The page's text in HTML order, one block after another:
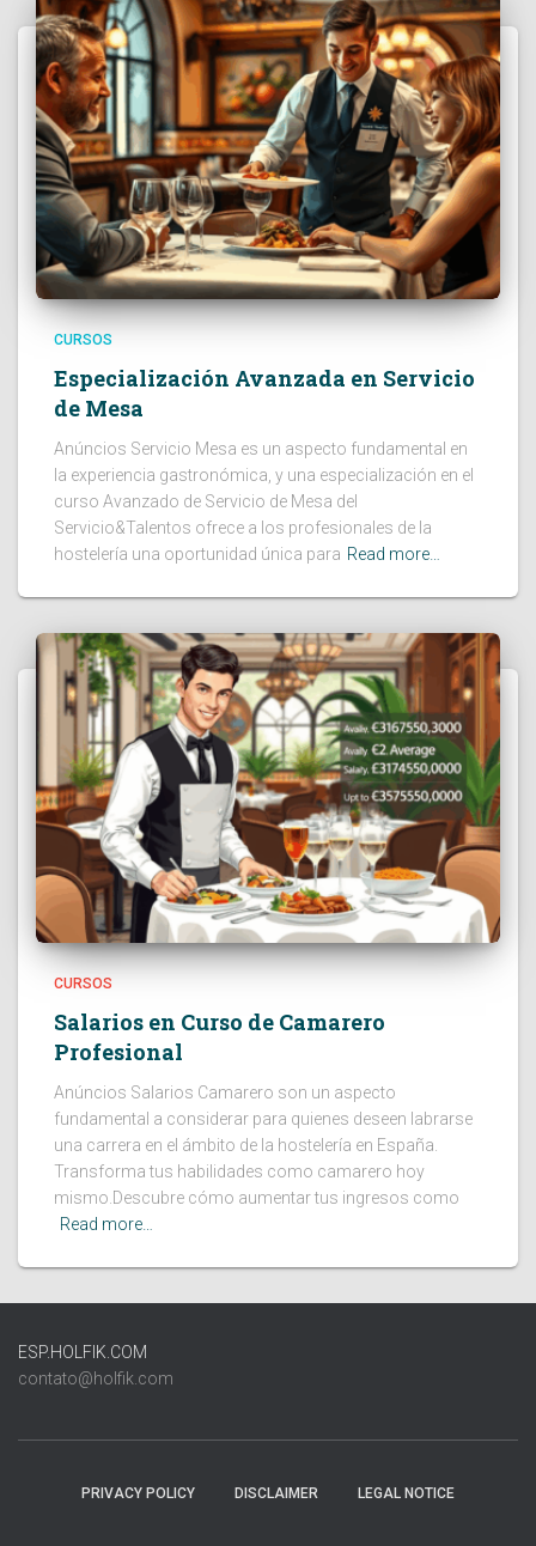
CURSOS
Especialización Avanzada en Servicio
de Mesa
Anúncios Servicio Mesa es un aspecto fundamental en
la experiencia gastronómica, y una especialización en el
curso Avanzado de Servicio de Mesa del
Servicio&Talentos ofrece a los profesionales de la
hostelería una oportunidad única para Read more…
CURSOS
Salarios en Curso de Camarero
Profesional
Anúncios Salarios Camarero son un aspecto
fundamental a considerar para quienes deseen labrarse
una carrera en el ámbito de la hostelería en España.
Transforma tus habilidades como camarero hoy
mismo.Descubre cómo aumentar tus ingresos como
Read more…
ESP.HOLFIK.COM
contato@holfik.com
PRIVACY POLICY DISCLAIMER LEGAL NOTICE